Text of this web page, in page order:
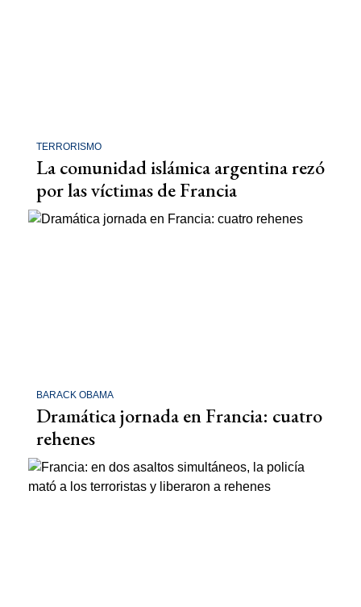
TERRORISMO
La comunidad islámica argentina rezó
por las víctimas de Francia
BARACK OBAMA
Dramática jornada en Francia: cuatro
rehenes